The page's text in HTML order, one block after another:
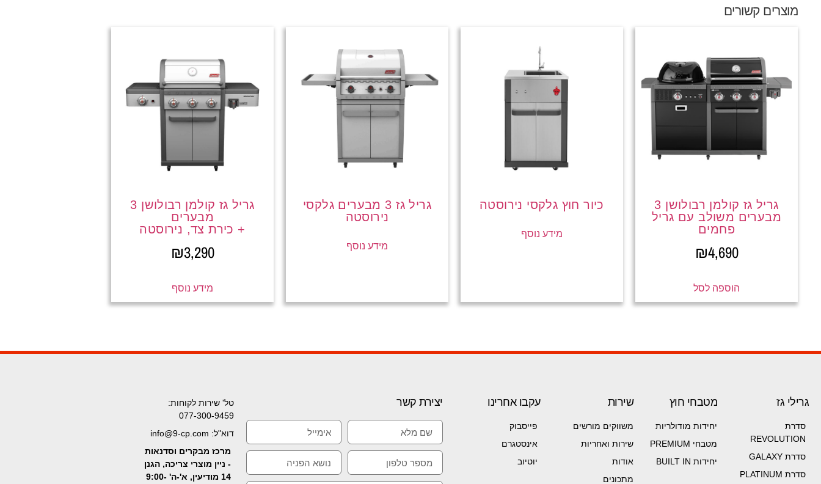
מוצרים קשורים
גריל גז קולמן רבולושן 3
מבערים משולב עם גריל
פחמים
₪4,690
הוספה לסל
כיור חוץ גלקסי נירוסטה
מידע נוסף
גריל גז 3 מבערים גלקסי
נירוסטה
מידע נוסף
גריל גז קולמן רבולושן 3
מבערים
+ כירת צד, נירוסטה
₪3,290
מידע נוסף
גרילי גז
סדרת
REVOLUTION
סדרת GALAXY
סדרת PLATINUM
מטבחי חוץ
יחידות מודולריות
מטבחי PREMIUM
יחידות BUILT IN
שירות
משווקים מורשים
שירות ואחריות
אודות
מתכונים
עקבו אחרינו
פייסבוק
אינסטגרם
יוטיוב
יצירת קשר
טל' שירות לקוחות:
077-300-9459
דוא"ל: info@9-cp.com
מרכז מבקרים וסדנאות
- ניין מוצרי צריכה, הגנן
14 מודיעין, א'-ה' 9:00-